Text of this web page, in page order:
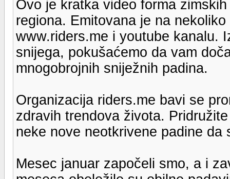
Ovo je kratka video forma
regiona. Emitovana je na
www.riders.me i youtube kanalu.
snijega, pokušaćemo da vam
mnogobrojnih sniježnih padina.
Organizacija riders.me bavi se
zdravih trendova života.
neke nove neotkrivene padine da
Mesec januar započeli smo, a i